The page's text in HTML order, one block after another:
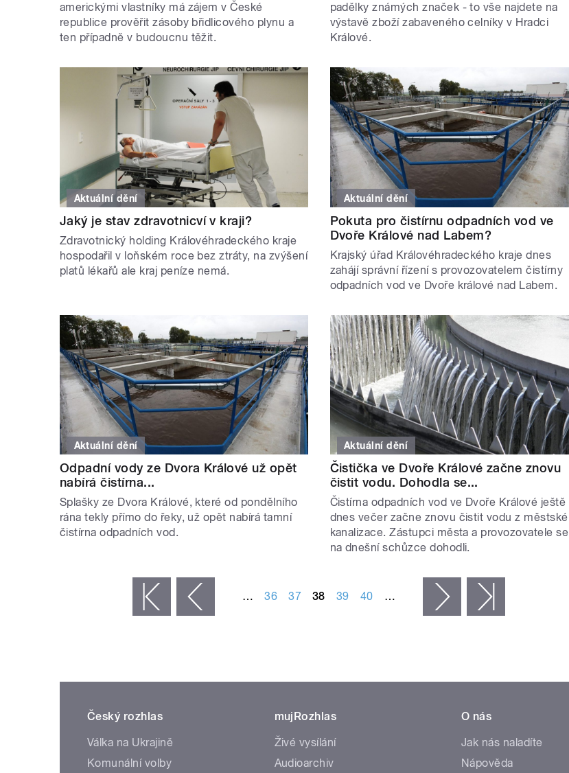
americkými vlastníky má zájem v České
republice prověřit zásoby břidlicového plynu a
ten případně v budoucnu těžit.
padělky známých značek - to vše najdete na
výstavě zboží zabaveného celníky v Hradci
Králové.
Aktuální dění
Jaký je stav zdravotnicví v kraji?
Zdravotnický holding Královéhradeckého kraje
hospodařil v loňském roce bez ztráty, na zvýšení
platů lékařů ale kraj peníze nemá.
Aktuální dění
Pokuta pro čistírnu odpadních vod ve
Dvoře Králové nad Labem?
Krajský úřad Královéhradeckého kraje dnes
zahájí správní řízení s provozovatelem čistírny
odpadních vod ve Dvoře králové nad Labem.
Aktuální dění
Odpadní vody ze Dvora Králové už opět
nabírá čistírna...
Splašky ze Dvora Králové, které od pondělního
rána tekly přímo do řeky, už opět nabírá tamní
čistírna odpadních vod.
Aktuální dění
Čistička ve Dvoře Králové začne znovu
čistit vodu. Dohodla se...
Čistírna odpadních vod ve Dvoře Králové ještě
dnes večer začne znovu čistit vodu z městské
kanalizace. Zástupci města a provozovatele se
na dnešní schůzce dohodli.
‹ předchozí … 36 37 38 39 40 … následující ›
Český rozhlas
Válka na Ukrajině
Komunální volby
mujRozhlas
Živé vysílání
Audioarchiv
O nás
Jak nás naladíte
Nápověda